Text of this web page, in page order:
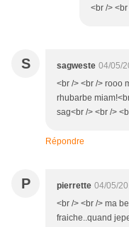
<br /> <br
S sagweste 04/05/
<br /> <br /> rooo
rhubarbe
sag<br /> <br />
Répondre
P pierrette 04/05/
<br /> <br /> ma
fraiche..quand